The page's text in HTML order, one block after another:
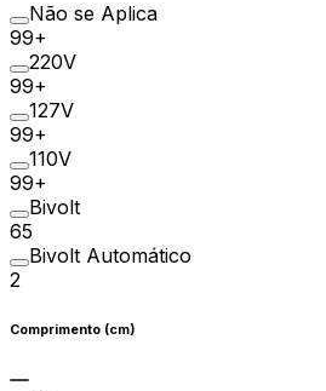
Não se Aplica
99+
220V
99+
127V
99+
110V
99+
Bivolt
65
Bivolt Automático
2
Comprimento (cm)